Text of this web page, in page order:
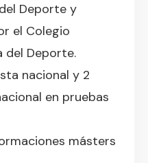
Deporte y
el Colegio
del Deporte.
nacional y 2
en pruebas
másters